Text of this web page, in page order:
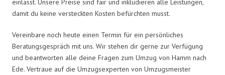
einlässt. Unsere Preise sind fair und inkludieren alle Leistungen,
damit du keine versteckten Kosten befürchten musst.
Vereinbare noch heute einen Termin für ein persönliches
Beratungsgespräch mit uns. Wir stehen dir gerne zur Verfügung
und beantworten alle deine Fragen zum Umzug von Hamm nach
Ede. Vertraue auf die Umzugsexperten von Umzugsmeister